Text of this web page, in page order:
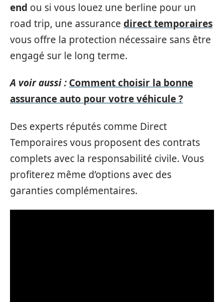
end ou si vous louez une berline pour un
road trip, une assurance direct temporaires
vous offre la protection nécessaire sans être
engagé sur le long terme.
A voir aussi : Comment choisir la bonne
assurance auto pour votre véhicule ?
Des experts réputés comme Direct
Temporaires vous proposent des contrats
complets avec la responsabilité civile. Vous
profiterez même d’options avec des
garanties complémentaires.